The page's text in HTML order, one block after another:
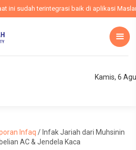
sudah terintegrasi baik di aplikasi
Kamis, 6
Infaq / Infak Jariah dari Muhsinin
AC & Jendela Kaca